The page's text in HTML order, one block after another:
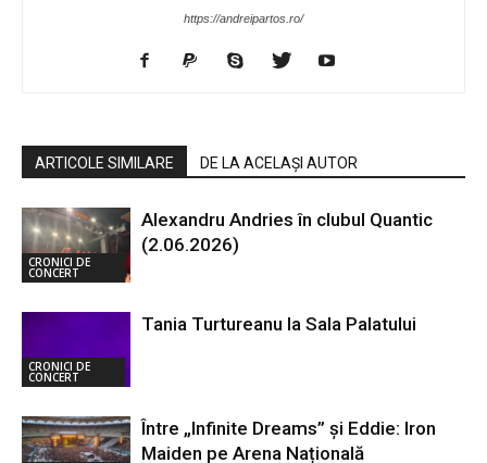
https://andreipartos.ro/
ARTICOLE SIMILARE DE LA ACELAȘI AUTOR
CRONICI DE
CONCERT
Alexandru Andries în clubul Quantic
(2.06.2026)
CRONICI DE
CONCERT
Tania Turtureanu la Sala Palatului
Între „Infinite Dreams” și Eddie: Iron
Maiden pe Arena Națională